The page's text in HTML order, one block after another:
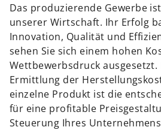
Das produzierende Gewerbe
unserer Wirtschaft. Ihr Erfolg
Innovation, Qualität und
sehen Sie sich einem hohen
Wettbewerbsdruck ausgesetzt.
Ermittlung der
einzelne Produkt ist die
für eine profitable
Steuerung Ihres